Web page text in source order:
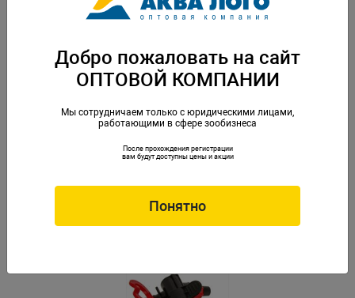
Адаптер шлангов для внешних фильтров PRIME PR-2208/2218
Добро пожаловать на сайт
ОПТОВОЙ КОМПАНИИ
Мы сотрудничаем только с юридическими лицами,
работающими в сфере зообизнеса
После прохождения регистрации
вам будут доступны цены и акции
Понятно